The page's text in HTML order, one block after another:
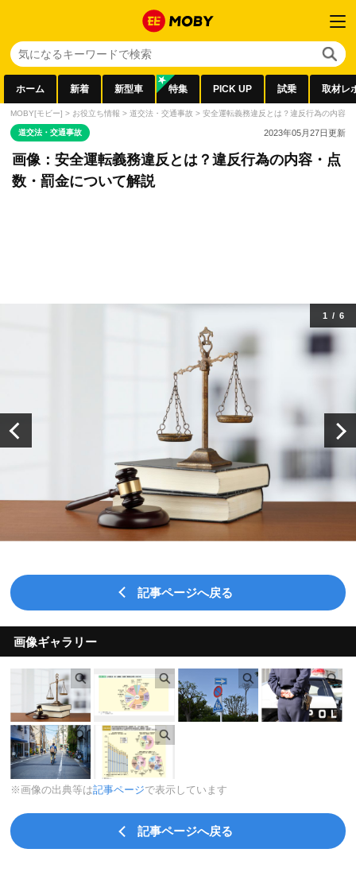
ホーム 新着 新型車 特集 PICK UP 試乗 取材レ
MOBY[モビー] > お役立ち情報 > 道交法・交通事故 > 安全運転義務違反とは？違反行為の内容
道交法・交通事故 2023年05月27日更新
画像：安全運転義務違反とは？違反行為の内容・点
数・罰金について解説
1 / 6
記事ページへ戻る
画像ギャラリー
※画像の出典等は記事ページで表示しています
記事ページへ戻る